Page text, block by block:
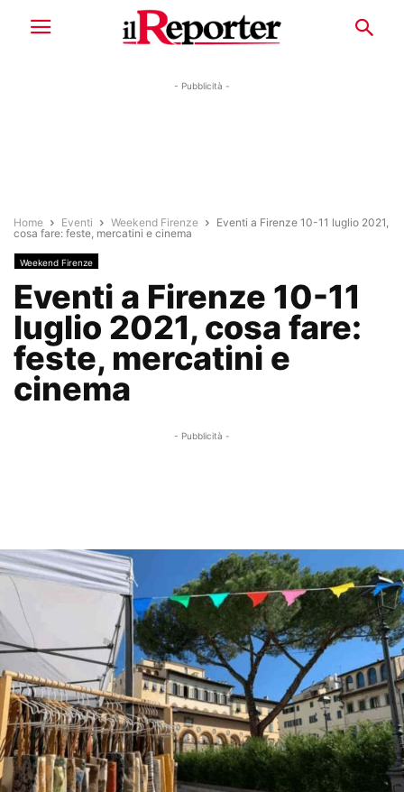
- Pubblicità -
Home Eventi Weekend Firenze
Eventi a Firenze 10-11 luglio 2021,
cosa fare: feste, mercatini e cinema
Weekend Firenze
Eventi a Firenze 10-11
luglio 2021, cosa fare:
feste, mercatini e
cinema
- Pubblicità -